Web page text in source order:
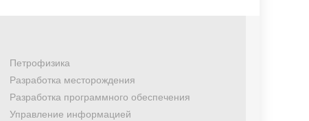
Петрофизика
Разработка месторождения
Разработка программного обеспечения
Управление информацией